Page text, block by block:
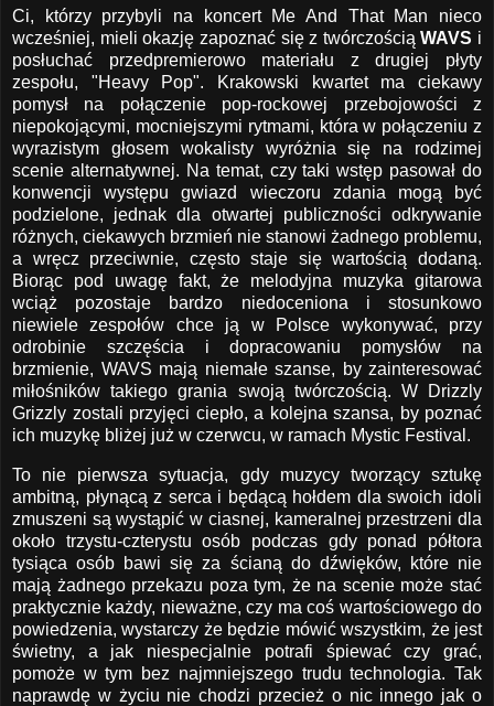
Ci, którzy przybyli na koncert Me And That Man nieco
wcześniej, mieli okazję zapoznać się z twórczościąWAVS i
posłuchać przedpremierowo materiału z drugiej płyty
zespołu, "Heavy Pop". Krakowski kwartet ma ciekawy
pomysł na połączenie pop-rockowej przebojowości z
niepokojącymi, mocniejszymi rytmami, która w połączeniu z
wyrazistym głosem wokalisty wyróżnia się na rodzimej
scenie alternatywnej. Na temat, czy taki wstęp pasował do
konwencji występu gwiazd wieczoru zdania mogą być
podzielone, jednak dla otwartej publiczności odkrywanie
różnych, ciekawych brzmień nie stanowi żadnego problemu,
a wręcz przeciwnie, często staje się wartością dodaną.
Biorąc pod uwagę fakt, że melodyjna muzyka gitarowa
wciąż pozostaje bardzo niedoceniona i stosunkowo
niewiele zespołów chce ją w Polsce wykonywać, przy
odrobinie szczęścia i dopracowaniu pomysłów na
brzmienie, WAVS mają niemałe szanse, by zainteresować
miłośników takiego grania swoją twórczością. W Drizzly
Grizzly zostali przyjęci ciepło, a kolejna szansa, by poznać
ich muzykę bliżej już w czerwcu, w ramach Mystic Festival.
To nie pierwsza sytuacja, gdy muzycy tworzący sztukę
ambitną, płynącą z serca i będącą hołdem dla swoich idoli
zmuszeni są wystąpić w ciasnej, kameralnej przestrzeni dla
około trzystu-czterystu osób podczas gdy ponad półtora
tysiąca osób bawi się za ścianą do dźwięków, które nie
mają żadnego przekazu poza tym, że na scenie może stać
praktycznie każdy, nieważne, czy ma coś wartościowego do
powiedzenia, wystarczy że będzie mówić wszystkim, że jest
świetny, a jak niespecjalnie potrafi śpiewać czy grać,
pomoże w tym bez najmniejszego trudu technologia. Tak
naprawdę w życiu nie chodzi przecież o nic innego jak o